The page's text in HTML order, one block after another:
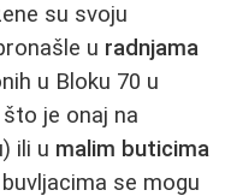
su svoju
u radnjama
u Bloku 70 u
je onaj na
ili u malim buticima
se mogu